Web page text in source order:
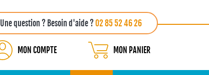
Une question ? Besoin d'aide ?02 85 52 46 26
MON COMPTE MON PANIER